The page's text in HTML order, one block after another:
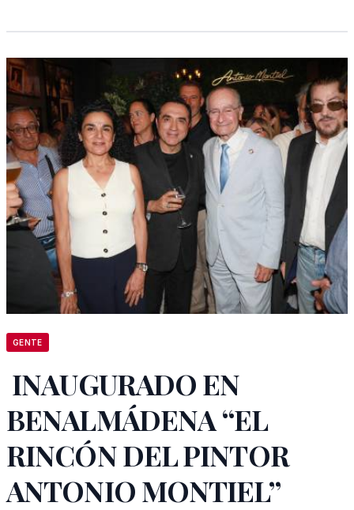
GENTE
INAUGURADO EN
BENALMÁDENA “EL
RINCÓN DEL PINTOR
ANTONIO MONTIEL”